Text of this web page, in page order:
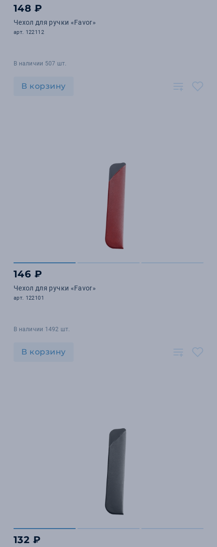
148 ₽
Чехол для ручки «Favor»
арт. 122112
В наличии 507 шт.
В корзину
146 ₽
Чехол для ручки «Favor»
арт. 122101
В наличии 1492 шт.
В корзину
132 ₽